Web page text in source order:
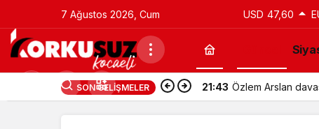
7 Ağustos 2026, Cum USD 47,60
SON GELIŞMELER 21:43 Özlem Arslan